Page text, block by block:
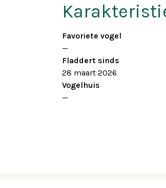
Favoriete vogel
—
Fladdert sinds
28 maart 2026
Vogelhuis
—